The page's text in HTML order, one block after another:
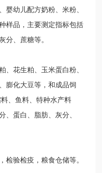
婴幼儿配方奶粉、米粉、
样品，主要测定指标包括
分、蔗糖等。
、花生粕、玉米蛋白粉、
膨化大豆等，和成品饲
、鱼料、特种水产料
、蛋白、脂肪、灰分、
检验检疫，粮食仓储等。